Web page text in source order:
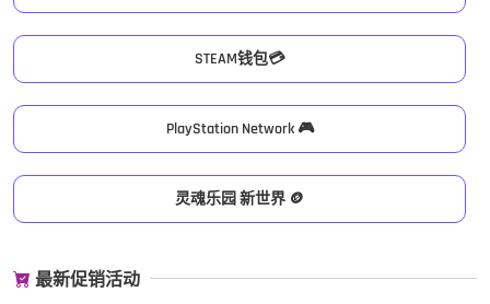
STEAM钱包💳
PlayStation Network 🎮
灵魂乐园 新世界 🪙
最新促销活动